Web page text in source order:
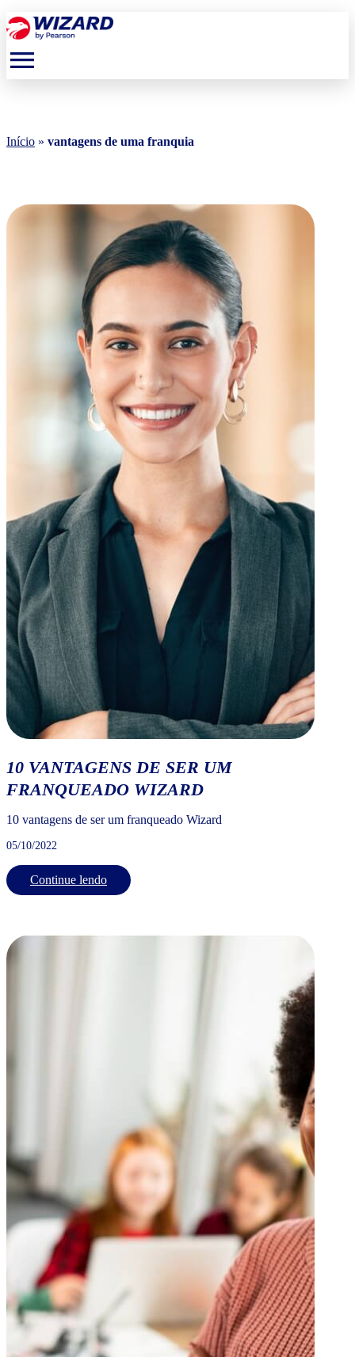
menu
Início » vantagens de uma franquia
10 VANTAGENS DE SER UM
FRANQUEADO WIZARD
10 vantagens de ser um franqueado Wizard
05/10/2022
Continue lendo